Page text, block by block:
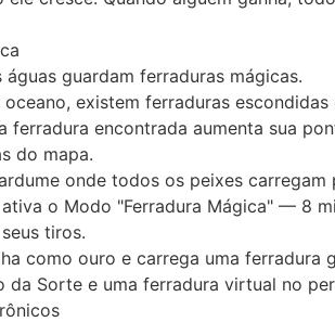
guardam ferraduras mágicas.
existem ferraduras escondidas
ferradura encontrada aumenta sua
do mapa.
onde todos os peixes carregam
o Modo "Ferradura Mágica" — 8
tiros.
como ouro e carrega uma ferradura
da Sorte e uma ferradura virtual no